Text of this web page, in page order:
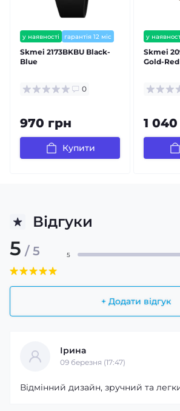
у наявності гарантія 12 міс
Skmei 2173BKBU Black-
Blue
0
970 грн
Купити
у
Skmei
Gold-Red
1
Відгуки
5 / 5
+ Додати відгук
5
Ірина
09 березня (17:47)
Відмінний дизайн, зручний та